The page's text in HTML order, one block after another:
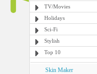
TV/Movies
Holidays
Sci-Fi
Stylish
Top 10
Skin Maker